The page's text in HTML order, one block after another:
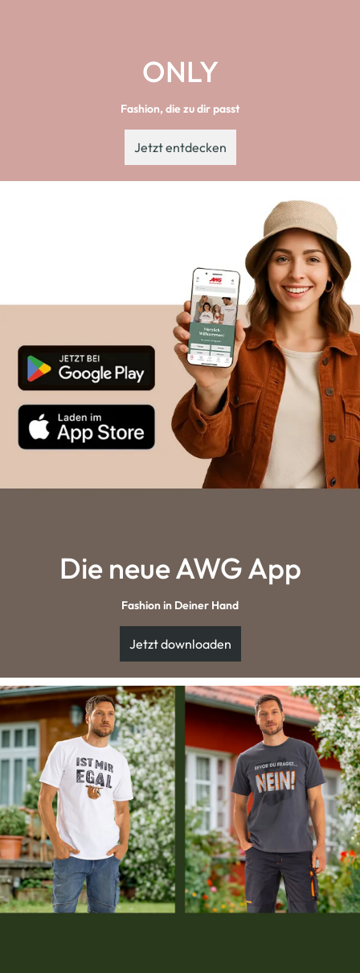
ONLY
Fashion, die zu dir passt
Jetzt entdecken
Die neue AWG App
Fashion in Deiner Hand
Jetzt downloaden